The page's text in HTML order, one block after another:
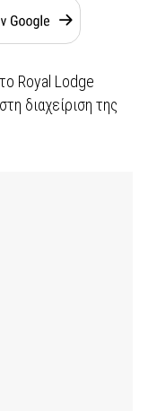
Royal Lodge
διαχείριση της